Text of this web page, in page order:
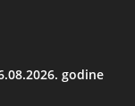
godine